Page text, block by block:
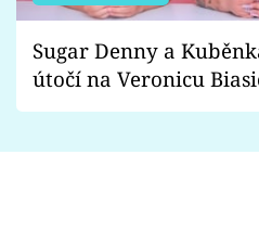
Sugar Denny a
útočí na Veronicu
Proč je podle nich